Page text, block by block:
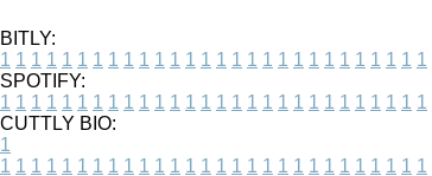
BITLY:
1 1 1 1 1 1 1 1 1 1 1 1 1 1 1 1 1 1 1 1 1 1 1 1 1 1 1 1
SPOTIFY:
1 1 1 1 1 1 1 1 1 1 1 1 1 1 1 1 1 1 1 1 1 1 1 1 1 1 1 1
CUTTLY BIO:
1
1 1 1 1 1 1 1 1 1 1 1 1 1 1 1 1 1 1 1 1 1 1 1 1 1 1 1 1